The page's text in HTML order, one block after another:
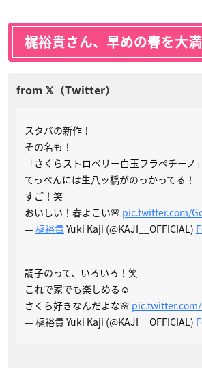
梶裕貴さん、早めの春を大満
スタバの新作！
その名も！
「さくらストロベリー白玉フラペチーノ
てっぺんには生八ッ橋がのっかってる！
すご！笑
おいしい！春よこい🌸 pic.twitter.com/
— 梶裕貴Yuki Kaji (@KAJI__OFFICIAL)
調子のって、いろいろ！笑
これで家でも楽しめる☺️
さくら好きなんだよな🌸 pic.twitter.com/
— 梶裕貴 Yuki Kaji (@KAJI__OFFICIAL)